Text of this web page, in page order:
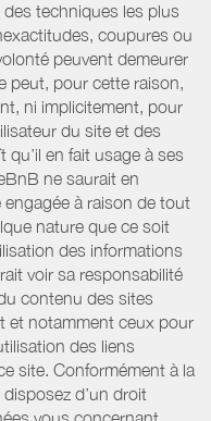
des techniques les plus
coupures ou
peuvent demeurer
peut, pour cette raison,
ni implicitement, pour
du site et des
qu’il en fait usage à ses
ne saurait en
à raison de tout
nature que ce soit
des informations
voir sa responsabilité
contenu des sites
et notamment ceux pour
des liens
site. Conformément à la
d’un droit